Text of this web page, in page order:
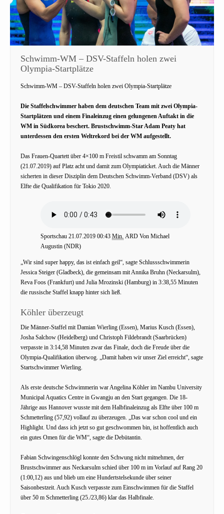
Schwimm-WM – DSV-Staffeln holen zwei
Olympia-Startplätze
Schwimm-WM – DSV-Staffeln holen zwei Olympia-Startplätze
Die Staffelschwimmer haben dem deutschen Team mit zwei Olympia-
Startplätzen und einem Finaleinzug einen gelungenen Auftakt in die
WM in Südkorea beschert. Brustschwimm-Star Adam Peaty hat
unterdessen den ersten Weltrekord bei der WM aufgestellt.
Das Frauen-Quartett über 4×100 m Freistil schwamm am Sonntag
(21.07.2019) auf Platz acht und damit zum Olympiaticket. Auch die Männer
sicherten in dieser Disziplin dem Deutschen Schwimm-Verband (DSV) als
Elfte die Qualifikation für Tokio 2020.
Sportschau 21.07.2019 00:43 Min. ARD Von Michael
Augustin (NDR)
„Wir sind super happy, das ist einfach geil“, sagte Schlussschwimmerin
Jessica Steiger (Gladbeck), die gemeinsam mit Annika Bruhn (Neckarsulm),
Reva Foos (Frankfurt) und Julia Mrozinski (Hamburg) in 3:38,55 Minuten
die russische Staffel knapp hinter sich ließ.
Köhler überzeugt
Die Männer-Staffel mit Damian Wierling (Essen), Marius Kusch (Essen),
Josha Salchow (Heidelberg) und Christoph Fildebrandt (Saarbrücken)
verpasste in 3:14,58 Minuten zwar das Finale, doch die Freude über die
Olympia-Qualifikation überwog. „Damit haben wir unser Ziel erreicht“, sagte
Startschwimmer Wierling.
Als erste deutsche Schwimmerin war Angelina Köhler im Nambu University
Municipal Aquatics Centre in Gwangju an den Start gegangen. Die 18-
Jährige aus Hannover wusste mit dem Halbfinaleinzug als Elfte über 100 m
Schmetterling (57,92) vollauf zu überzeugen. „Das war schon cool und ein
Highlight. Und dass ich jetzt so gut geschwommen bin, ist hoffentlich auch
ein gutes Omen für die WM“, sagte die Debütantin.
Fabian Schwingenschlögl konnte den Schwung nicht mitnehmen, der
Brustschwimmer aus Neckarsulm schied über 100 m im Vorlauf auf Rang 20
(1:00,12) aus und blieb um eine Hundertstelsekunde über seiner
Saisonbestzeit. Auch Kusch verpasste zum Einschwimmen für die Staffel
über 50 m Schmetterling (25./23,86) klar das Halbfinale.